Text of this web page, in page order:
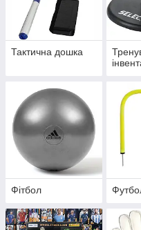
Тактична дошка
Фітбол